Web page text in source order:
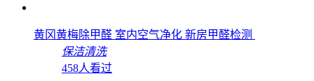
黄冈黄梅除甲醛 室内空气净化 新房甲醛检测
保洁清洗
458人看过